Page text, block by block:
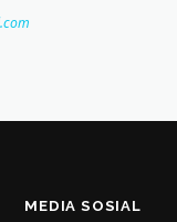
MEDIA SOSIAL